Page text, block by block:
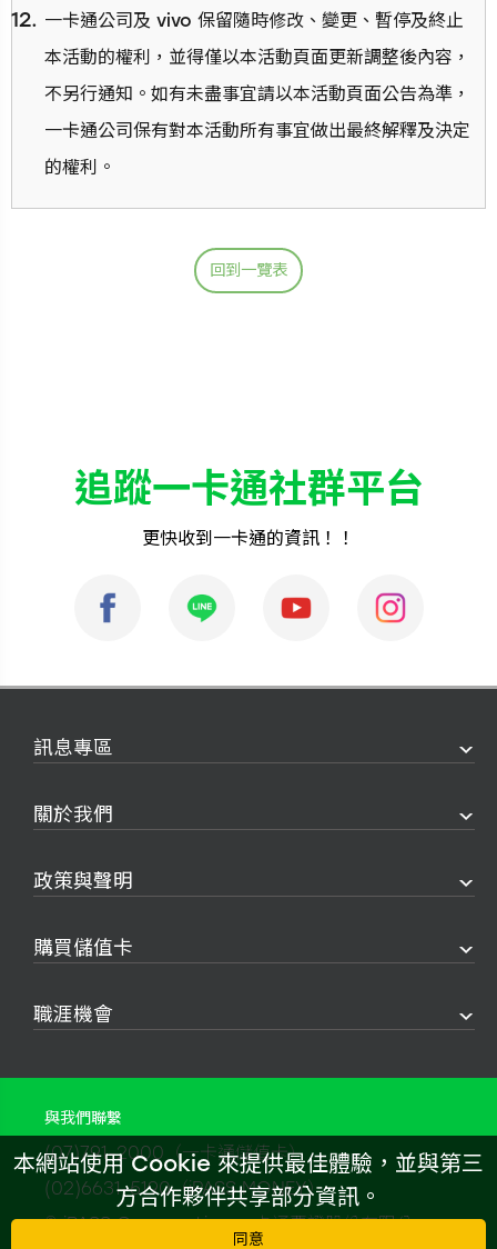
一卡通公司及 vivo 保留隨時修改、變更、暫停及終止
本活動的權利，並得僅以本活動頁面更新調整後內容，
不另行通知。如有未盡事宜請以本活動頁面公告為準，
一卡通公司保有對本活動所有事宜做出最終解釋及決定
的權利。
回到一覽表
追蹤一卡通社群平台
更快收到一卡通的資訊！！
訊息專區
關於我們
政策與聲明
購買儲值卡
職涯機會
與我們聯繫
(07)791-2000（一卡通儲值卡）
(02)6631-5190（iPASS MONEY）
© iPASS Corporation 一卡通票證股份有限公
本網站使用 Cookie 來提供最佳體驗，並與第三
方合作夥伴共享部分資訊。
同意